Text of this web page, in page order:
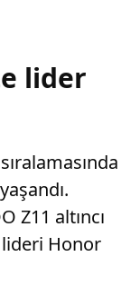
lider
Z11 altıncı
Honor